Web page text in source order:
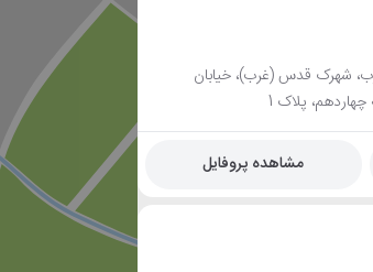
شهرک غرب، شهرک قدس (غرب)، خیابان
پلاک 1
مشاهده پروفایل